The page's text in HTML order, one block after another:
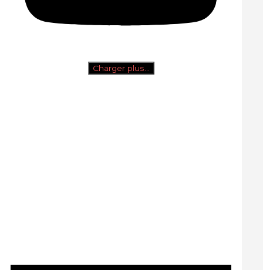
Charger plus…